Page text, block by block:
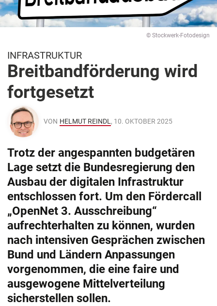
© Stockwerk-Fotodesign
INFRASTRUKTUR
Breitbandförderung wird
fortgesetzt
VON HELMUT REINDL , 10. OKTOBER 2025
Trotz der angespannten budgetären
Lage setzt die Bundesregierung den
Ausbau der digitalen Infrastruktur
entschlossen fort. Um den Fördercall
„OpenNet 3. Ausschreibung“
aufrechterhalten zu können, wurden
nach intensiven Gesprächen zwischen
Bund und Ländern Anpassungen
vorgenommen, die eine faire und
ausgewogene Mittelverteilung
sicherstellen sollen.